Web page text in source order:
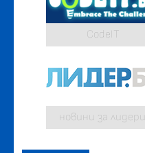
CodeIT
новини за лидери